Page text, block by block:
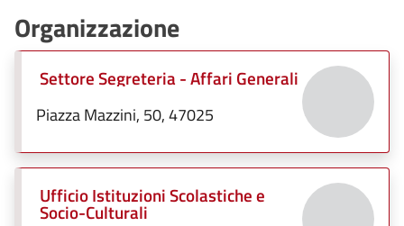
Organizzazione
Settore Segreteria - Affari Generali
Piazza Mazzini, 50, 47025
Ufficio Istituzioni Scolastiche e
Socio-Culturali